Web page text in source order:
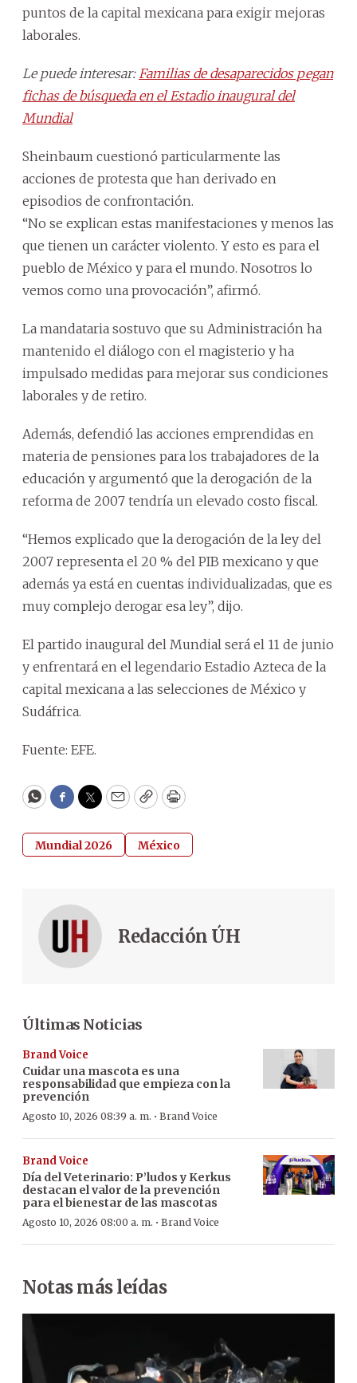
puntos de la capital mexicana para exigir mejoras
laborales.
Le puede interesar: Familias de desaparecidos pegan
fichas de búsqueda en el Estadio inaugural del
Mundial
Sheinbaum cuestionó particularmente las
acciones de protesta que han derivado en
episodios de confrontación.
“No se explican estas manifestaciones y menos las
que tienen un carácter violento. Y esto es para el
pueblo de México y para el mundo. Nosotros lo
vemos como una provocación”, afirmó.
La mandataria sostuvo que su Administración ha
mantenido el diálogo con el magisterio y ha
impulsado medidas para mejorar sus condiciones
laborales y de retiro.
Además, defendió las acciones emprendidas en
materia de pensiones para los trabajadores de la
educación y argumentó que la derogación de la
reforma de 2007 tendría un elevado costo fiscal.
“Hemos explicado que la derogación de la ley del
2007 representa el 20 % del PIB mexicano y que
además ya está en cuentas individualizadas, que es
muy complejo derogar esa ley”, dijo.
El partido inaugural del Mundial será el 11 de junio
y enfrentará en el legendario Estadio Azteca de la
capital mexicana a las selecciones de México y
Sudáfrica.
Fuente: EFE.
WhatsApp
Facebook
Twitter
EmailCopyPrint
Mundial 2026 México
Redacción ÚH
Últimas Noticias
Brand Voice
Cuidar una mascota es una
responsabilidad que empieza con la
prevención
Agosto 10, 2026 08:39 a. m. · Brand Voice
Brand Voice
Día del Veterinario: P’ludos y Kerkus
destacan el valor de la prevención
para el bienestar de las mascotas
Agosto 10, 2026 08:00 a. m. · Brand Voice
Notas más leídas